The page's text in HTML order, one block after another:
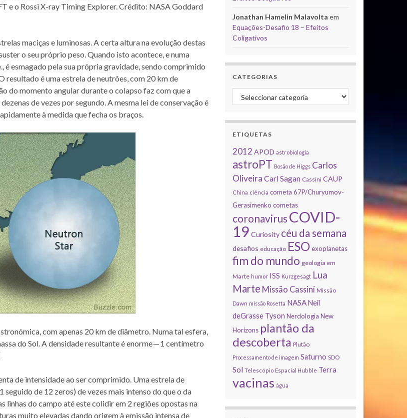
e o Rossi X-ray Timing Explorer. Crédito: NASA Goddard
maciças e luminosas. A certa altura na evolução destas
o seu próprio peso. Quando isto acontece, e numa
é esmagado pela sua própria gravidade, sendo comprimido
resultado é uma estrela de neutrões, com 20 km de
do momento angular durante o colapso faz com que a
de vezes por segundo. A mesma lei de conservação é
à medida que fecha os braços.
com apenas 20 km de diâmetro. Numa tal esfera,
do Sol. A densidade resultante é enorme — 1 centímetro
de intensidade ao ser comprimido. Uma estrela de
de 12 zeros) de vezes mais intenso do que o da
linhas do campo até este colidir em 2 regiões opostas na
muito elevadas dando origem à emissão intensa de
Jonathan Hamelin Malavolta em
Equações-Desafio 18 – Efeitos
Coligativos
CATEGORIAS
Categorias
ETIQUETAS
2012 APOD astrobiologia
astroPT Bosão de Higgs Carlos
Oliveira Carl Sagan Cassini CAUP
China ciência cometa 67P/Churyumov-
Gerasimenko cometas
coronavirus COVID-
19 Curiosity céu da semana
desafios educação ESO exoplanetas
fim do mundo geologia em
Marte humor ISS Kurzgesagt Lua
Marte Missão Cassini Missão
Dawn missão Rosetta NASA Neil
deGrasse Tyson Nerdologia New
Horizons plantão da
descoberta Plutão
Processamento de imagem Saturno SDO
Sol Telescópio Espacial Hubble Terra
vacinas água